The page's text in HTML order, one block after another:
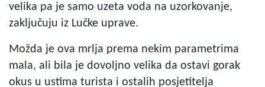
velika pa je samo uzeta voda na uzorkovanje,
zaključuju iz Lučke uprave.
Možda je ova mrlja prema nekim parametrima
mala, ali bila je dovoljno velika da ostavi gorak
okus u ustima turista i ostalih posjetitelja